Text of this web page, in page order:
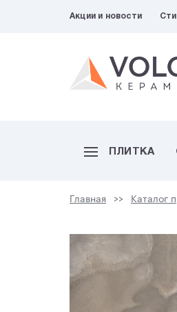
Акции и новости
ПЛИТКА
Главная Каталог